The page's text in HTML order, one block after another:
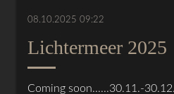
08.10.2025 09:22
Lichtermeer 2025
Coming soon......30.11.-